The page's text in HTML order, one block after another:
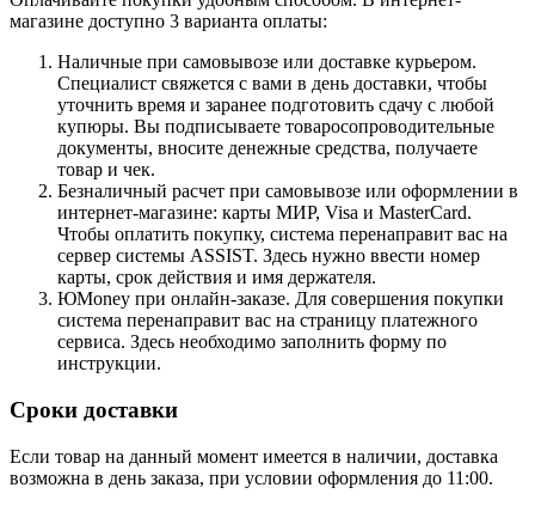
магазине доступно 3 варианта оплаты:
Наличные при самовывозе или доставке курьером.
Специалист свяжется с вами в день доставки, чтобы
уточнить время и заранее подготовить сдачу с любой
купюры. Вы подписываете товаросопроводительные
документы, вносите денежные средства, получаете
товар и чек.
Безналичный расчет при самовывозе или оформлении в
интернет-магазине: карты МИР, Visa и MasterCard.
Чтобы оплатить покупку, система перенаправит вас на
сервер системы ASSIST. Здесь нужно ввести номер
карты, срок действия и имя держателя.
ЮMoney при онлайн-заказе. Для совершения покупки
система перенаправит вас на страницу платежного
сервиса. Здесь необходимо заполнить форму по
инструкции.
Сроки доставки
Если товар на данный момент имеется в наличии, доставка
возможна в день заказа, при условии оформления до 11:00.